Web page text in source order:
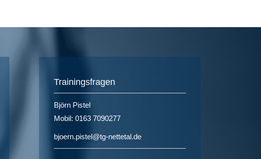
Trainingsfragen
Björn Pistel
Mobil: 0163 7090277
bjoern.pistel@tg-nettetal.de